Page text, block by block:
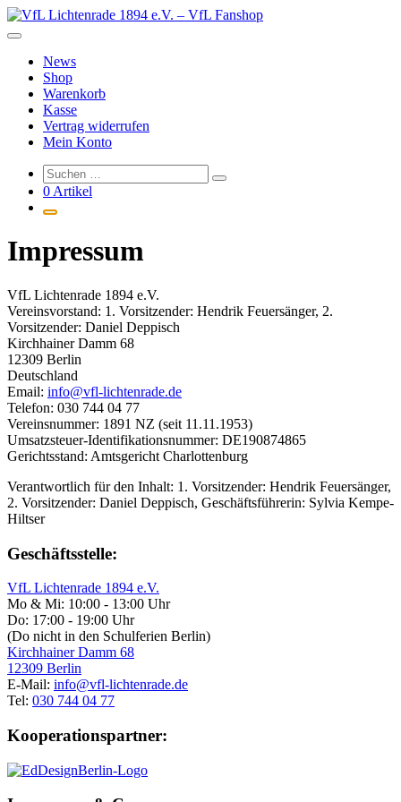
Zum
Inhalt
News
Shop
Warenkorb
Kasse
Vertrag widerrufen
Mein Konto
0 Artikel
Impressum
VfL Lichtenrade 1894 e.V.
Vereinsvorstand: 1. Vorsitzender: Hendrik Feuersänger, 2.
Vorsitzender: Daniel Deppisch
Kirchhainer Damm 68
12309 Berlin
Deutschland
Email: info@vfl-lichtenrade.de
Telefon: 030 744 04 77
Vereinsnummer: 1891 NZ (seit 11.11.1953)
Umsatzsteuer-Identifikationsnummer: DE190874865
Gerichtsstand: Amtsgericht Charlottenburg
Verantwortlich für den Inhalt: 1. Vorsitzender: Hendrik Feuersänger,
2. Vorsitzender: Daniel Deppisch, Geschäftsführerin: Sylvia Kempe-
Hiltser
Geschäftsstelle:
VfL Lichtenrade 1894 e.V.
Mo & Mi: 10:00 - 13:00 Uhr
Do: 17:00 - 19:00 Uhr
(Do nicht in den Schulferien Berlin)
Kirchhainer Damm 68
12309 Berlin
E-Mail: info@vfl-lichtenrade.de
Tel: 030 744 04 77
Kooperationspartner: